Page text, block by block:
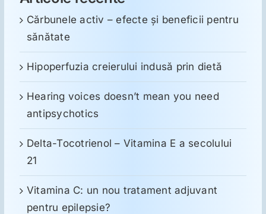
Cărbunele activ – efecte și beneficii pentru
sănătate
Hipoperfuzia creierului indusă prin dietă
Hearing voices doesn’t mean you need
antipsychotics
Delta-Tocotrienol – Vitamina E a secolului
21
Vitamina C: un nou tratament adjuvant
pentru epilepsie?